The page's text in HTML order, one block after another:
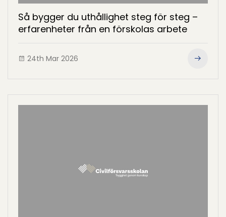
Så bygger du uthållighet steg för steg –
erfarenheter från en förskolas arbete
24th Mar 2026